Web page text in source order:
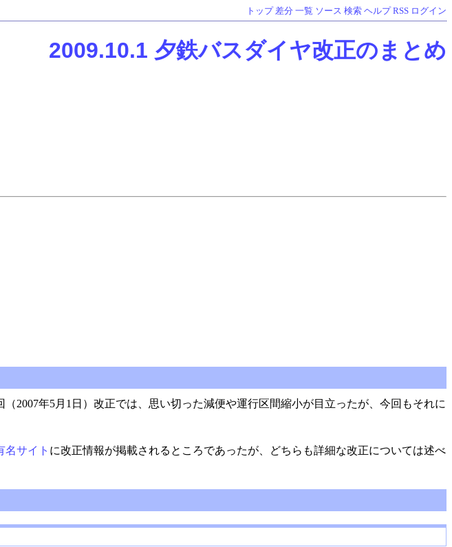
トップ 差分 一覧 ソース 検索 ヘルプ RSS ログイン
2009.10.1 夕鉄バスダイヤ改正のまとめ
2007年5月1日）改正では、思い切った減便や運行区間縮小が目立ったが、今回もそれに
名サイト に改正情報が掲載されるところであったが、どちらも詳細な改正については述べ